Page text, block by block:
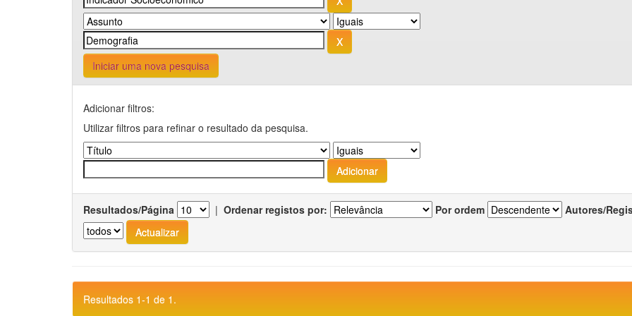
Iniciar uma nova pesquisa
Adicionar filtros:
Utilizar filtros para refinar o resultado da pesquisa.
Resultados/Página | Ordenar registos por: Por ordem Autores/
Resultados 1-1 de 1.